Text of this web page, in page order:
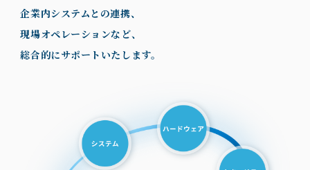
企業内システムとの連携、
現場オペレーションなど、
総合的にサポートいたします。